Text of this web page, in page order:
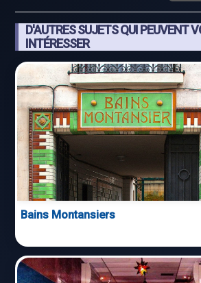
D'AUTRES SUJETS QUI PEUVENT
INTÉRESSER
Bains Montansiers